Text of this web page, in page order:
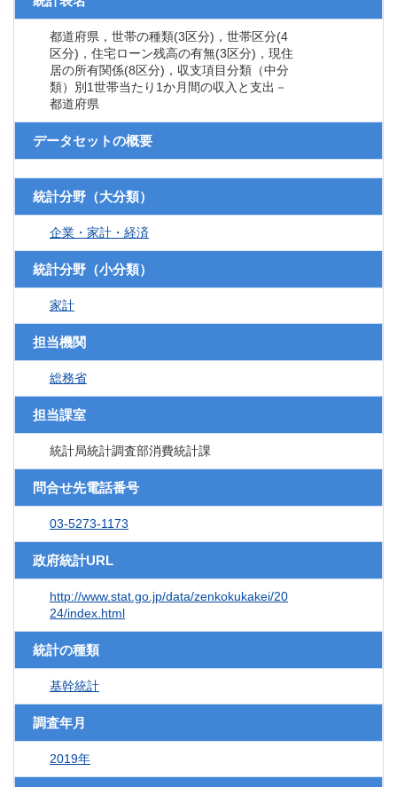
都道府県，世帯の種類(3区分)，世帯区分(4
区分)，住宅ローン残高の有無(3区分)，現住
居の所有関係(8区分)，収支項目分類（中分
類）別1世帯当たり1か月間の収入と支出－
都道府県
データセットの概要
統計分野（大分類）
企業・家計・経済
統計分野（小分類）
家計
担当機関
総務省
担当課室
統計局統計調査部消費統計課
問合せ先電話番号
03-5273-1173
政府統計URL
http://www.stat.go.jp/data/zenkokukakei/20
24/index.html
統計の種類
基幹統計
調査年月
2019年